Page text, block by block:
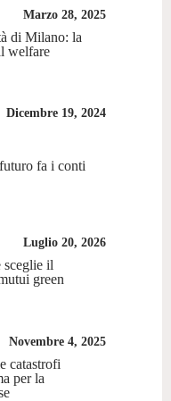
Marzo 28, 2025
di Milano: la
welfare
Dicembre 19, 2024
fa i conti
Luglio 20, 2026
il
green
Novembre 4, 2025
catastrofi
per la